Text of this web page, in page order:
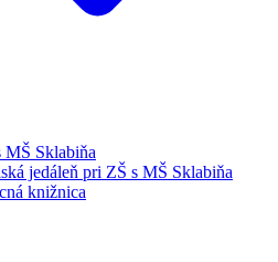
MŠ Sklabiňa
jedáleň pri ZŠ s MŠ Sklabiňa
knižnica